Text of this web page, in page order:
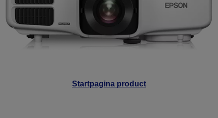
Startpagina product